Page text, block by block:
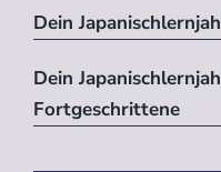
Dein
Dein
Fortgeschrittene